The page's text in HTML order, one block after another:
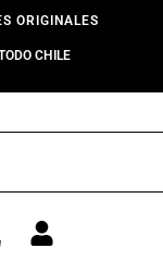
ORIGINALES
CHILE